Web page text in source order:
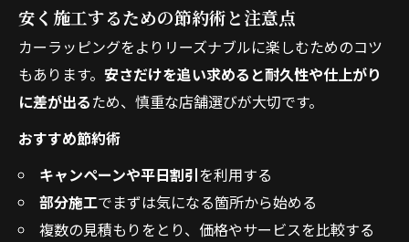
安く施工するための節約術と注意点
カーラッピングをよりリーズナブルに楽しむためのコツ
もあります。 安さだけを追い求めると耐久性や仕上がり
に差が出るため、慎重な店舗選びが大切です。
おすすめ節約術
キャンペーンや平日割引を利用する
部分施工でまずは気になる箇所から始める
複数の見積もりをとり、価格やサービスを比較する